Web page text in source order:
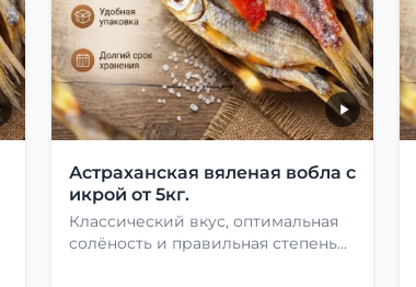
Астраханская вяленая вобла с
икрой от 5кг.
Классический вкус, оптимальная
солёность и правильная степень